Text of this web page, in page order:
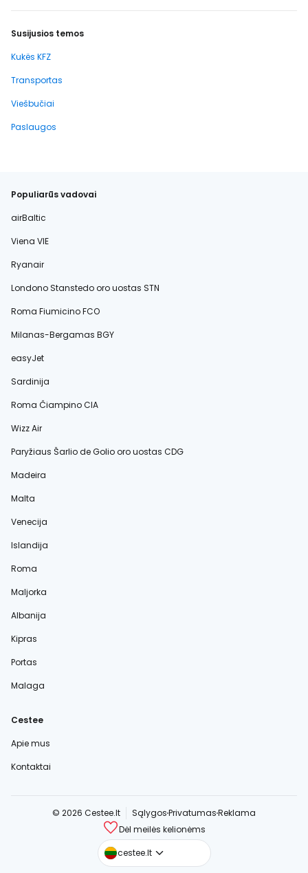
Susijusios temos
Kukës KFZ
Transportas
Viešbučiai
Paslaugos
Populiarūs vadovai
airBaltic
Viena VIE
Ryanair
Londono Stanstedo oro uostas STN
Roma Fiumicino FCO
Milanas-Bergamas BGY
easyJet
Sardinija
Roma Čiampino CIA
Wizz Air
Paryžiaus Šarlio de Golio oro uostas CDG
Madeira
Malta
Venecija
Islandija
Roma
Maljorka
Albanija
Kipras
Portas
Malaga
Cestee
Apie mus
Kontaktai
© 2026 Cestee.lt SąlygosPrivatumasReklama
Dėl meilės kelionėms
cestee.lt
cestee.com
cestee.sk